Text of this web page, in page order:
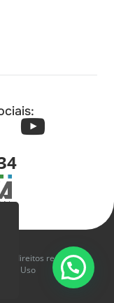
os direitos reservados.
de Uso